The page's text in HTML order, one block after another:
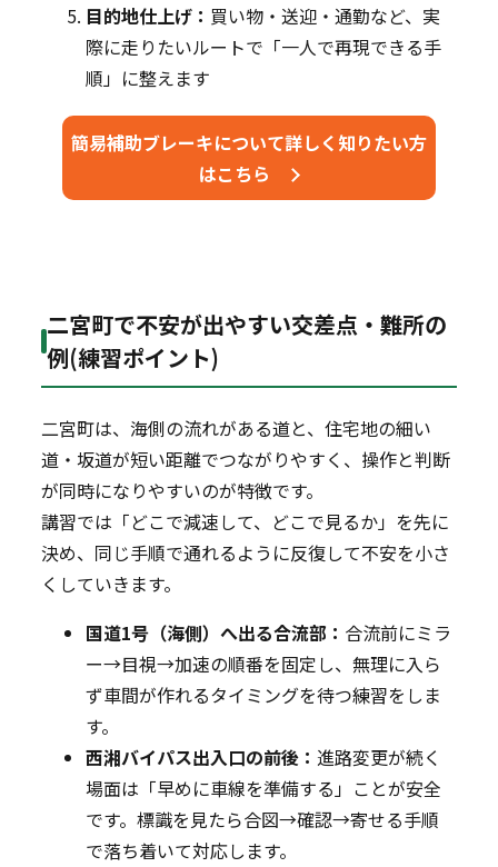
目的地仕上げ： 買い物・送迎・通勤など、実
際に走りたいルートで「一人で再現できる手
順」に整えます
簡易補助ブレーキについて詳しく知りたい方
はこちら
二宮町で不安が出やすい交差点・難所の
例(練習ポイント)
二宮町は、海側の流れがある道と、住宅地の細い
道・坂道が短い距離でつながりやすく、操作と判断
が同時になりやすいのが特徴です。
講習では「どこで減速して、どこで見るか」を先に
決め、同じ手順で通れるように反復して不安を小さ
くしていきます。
国道1号（海側）へ出る合流部： 合流前にミラ
ー→目視→加速の順番を固定し、無理に入ら
ず車間が作れるタイミングを待つ練習をしま
す。
西湘バイパス出入口の前後：進路変更が続く
場面は「早めに車線を準備する」ことが安全
です。標識を見たら合図→確認→寄せる手順
で落ち着いて対応します。